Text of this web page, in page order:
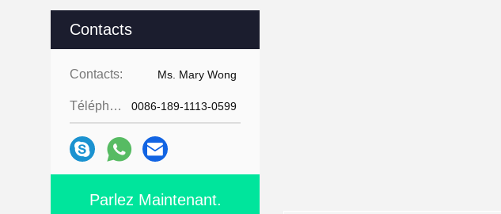
Contacts
Contacts: Ms. Mary Wong
Téléphone: 0086-189-1113-0599
Parlez Maintenant.